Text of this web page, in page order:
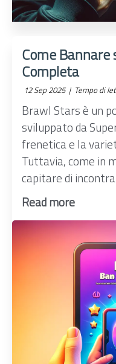
Come
Completa
12 Sep 2025 | Tempo di
Brawl Stars è un
sviluppato da
frenetica e la
Tuttavia, come in
capitare di
Read more